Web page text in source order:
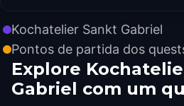
Kochatelier Sankt Gabriel
Pontos de partida dos
Explore
Gabriel com um